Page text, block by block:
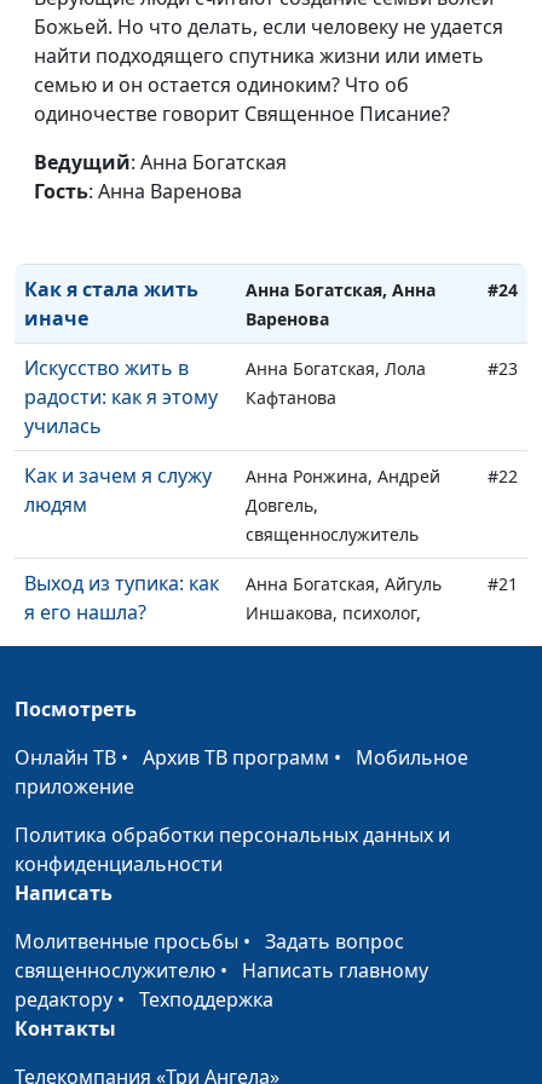
Божьей. Но что делать, если человеку не удается
найти подходящего спутника жизни или иметь
семью и он остается одиноким? Что об
одиночестве говорит Священное Писание?
Ведущий: Анна Богатская
Гость: Анна Варенова
по взаимодействию с
объединениями при
Президенте РФ
Из бизнеса в
священнослужители:
оставить бизнес
Анна Богатская, Юрий
Как я стала жить
иначе
Анна Богатская, Анна
Варенова
#24
Искусство жить в
радости: как я этому
училась
Анна Богатская, Лола
Кафтанова
#23
Как и зачем я служу
людям
Анна Ронжина, Андрей
Довгель,
священнослужитель
#22
Выход из тупика: как
я его нашла?
Анна Богатская, Айгуль
Иншакова, психолог,
тренер личностного
#21
Правда о моей вере
Макокина
Покаяние хорошего
человека
Александр Макокин
Что значит
Крещение Господне?
священнослужитель и
Елена Варнавская
Как я избавился от
страха смерти
Анна Богатская, Эдуард
кафедры теологии
Посмотреть
Онлайн ТВ • Архив ТВ программ • Мобильное
приложение
Политика обработки персональных данных и
конфиденциальности
Написать
Молитвенные просьбы • Задать вопрос
священнослужителю • Написать главному
редактору • Техподдержка
Контакты
Телекомпания «Три Ангела»